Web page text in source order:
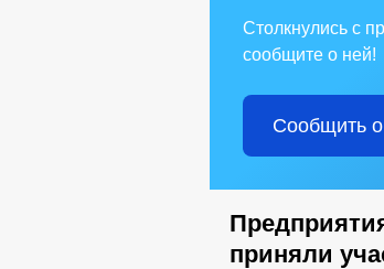
Столкнулись с
сообщите о ней!
Сообщить
приняли